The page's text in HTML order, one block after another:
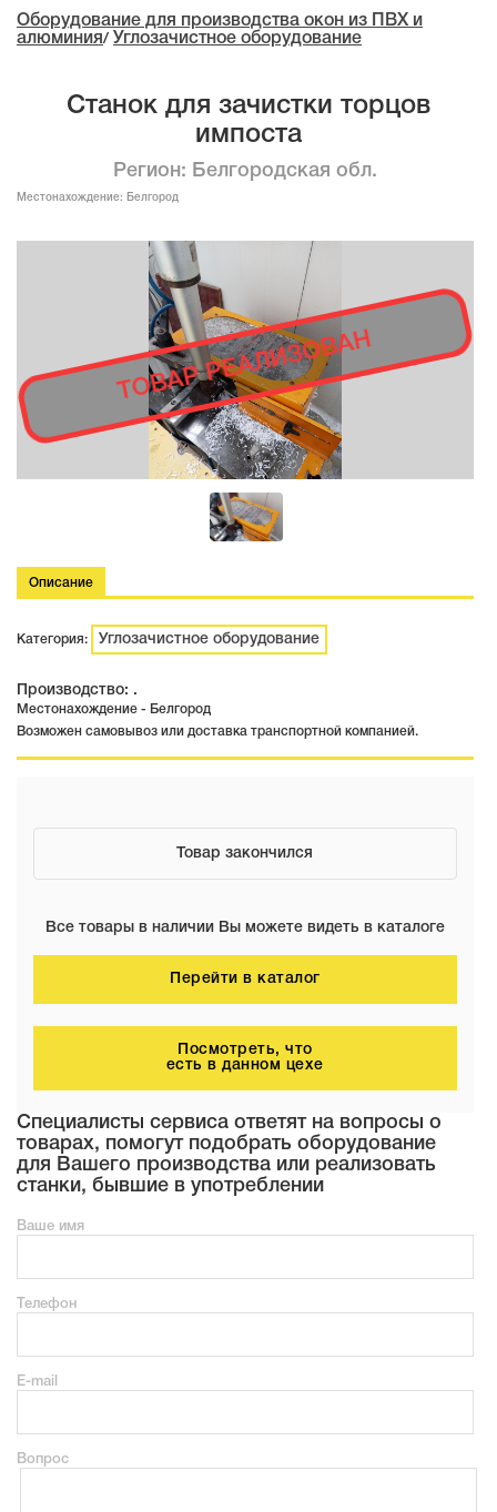
Оборудование для производства окон из ПВХ и
алюминия/ Углозачистное оборудование
Станок для зачистки торцов
импоста
Регион: Белгородская обл.
Местонахождение: Белгород
ТОВАР РЕАЛИЗОВАН
Описание
Категория: Углозачистное оборудование
Производство: .
Местонахождение - Белгород
Возможен самовывоз или доставка транспортной компанией.
Товар закончился
Все товары в наличии Вы можете видеть в каталоге
Перейти в каталог
Посмотреть, что
есть в данном цехе
Специалисты сервиса ответят на вопросы о
товарах, помогут подобрать оборудование
для Вашего производства или реализовать
станки, бывшие в употреблении
Ваше имя
Телефон
E-mail
Вопрос